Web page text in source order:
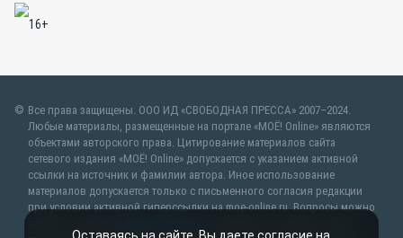
Все права защищены. ООО ИД «СВОБОДНАЯ ПРЕССА» 2007–2024.
Любые материалы, размещенные на портале «МОЁ! Online» являются
объектами авторского права. Цитирование материалов сайта
сетевого издания «МОЁ! Online» допускается с указанием активной
ссылки на источник и фамилии автора. Иное использование
материалов допускается только с письменного согласия редакции
при условии активной гиперссылки на moe-online.ru. Вопросы можно